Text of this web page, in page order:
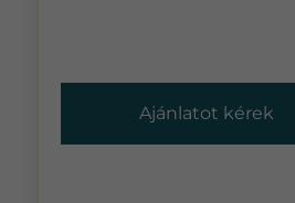
Ajánlatot kérek